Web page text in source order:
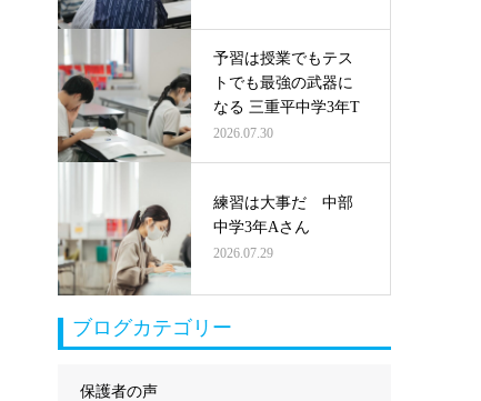
予習は授業でもテス
トでも最強の武器に
なる 三重平中学3年T
2026.07.30
練習は大事だ 中部
中学3年Aさん
2026.07.29
ブログカテゴリー
保護者の声